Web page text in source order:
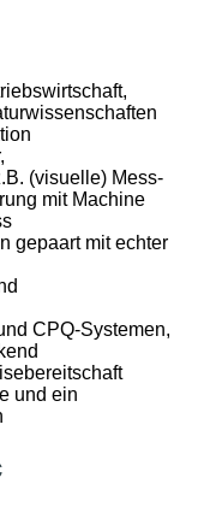
(visuelle) Mess-
mit Machine
gepaart mit echter
CPQ-Systemen,
und ein